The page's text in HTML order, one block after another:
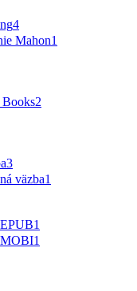
4
Mahon1
Books2
3
väzba1
1
1